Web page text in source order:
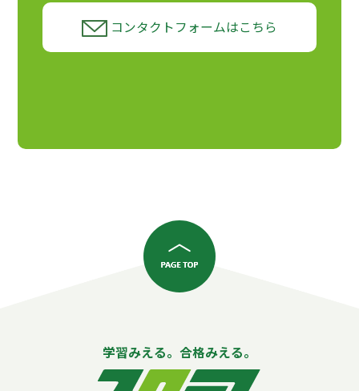
コンタクトフォームはこちら
学習みえる。合格みえる。